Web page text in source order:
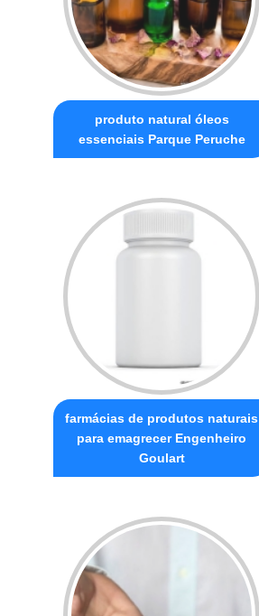
produto natural óleos
essenciais Parque Peruche
farmácias de produtos naturais
para emagrecer Engenheiro
Goulart